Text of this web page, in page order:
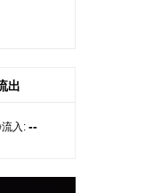
、抖音集
业和服
出
入: --